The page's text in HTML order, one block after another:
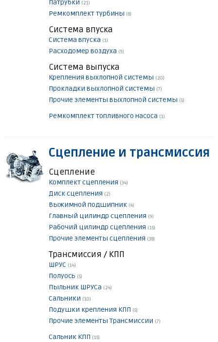
Патрубки (21)
Ремкомплект турбины (8)
Система впуска
Система впуска (1)
Расходомер воздуха (9)
Система выпуска
Крепления выхлопной системы (20)
Прокладки выхлопной системы (7)
Прочие элементы выхлопной системы (5)
Ремкомплект топливного насоса (1)
Сцепление и трансмиссия
Сцепление
Комплект сцепления (34)
Диск сцепления (2)
Выжимной подшипник (4)
Главный цилиндр сцепления (9)
Рабочий цилиндр сцепления (15)
Прочие элементы сцепления (38)
Трансмиссия / КПП
ШРУС (14)
Полуось (5)
Пыльник ШРУСа (24)
Сальники (10)
Подушки крепления КПП (5)
Прочие элементы Трансмиссии (7)
Сальник КПП (15)